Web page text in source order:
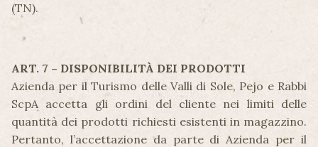
(TN).
ART. 7 – DISPONIBILITÀ DEI PRODOTTI
Azienda per il Turismo delle Valli di Sole, Pejo e Rabbi
ScpA accetta gli ordini del cliente nei limiti delle
quantità dei prodotti richiesti esistenti in magazzino.
Pertanto, l’accettazione da parte di Azienda per il